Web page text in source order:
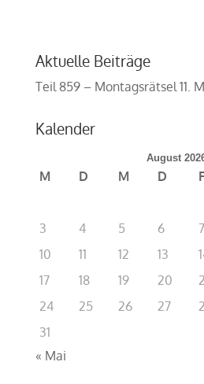
Aktuelle Beiträge
Teil 859 – Montagsrätsel 11.
Kalender
August
M D M D F
3
4 5 6 7
10
11 12 13
17
18 19 20
24
25 26 27
31
« Mai